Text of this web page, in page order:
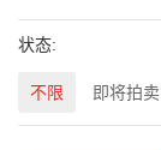
状态:
不限 即将拍卖